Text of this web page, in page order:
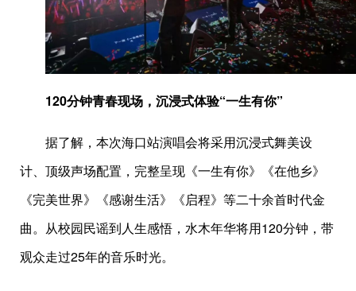
120分钟青春现场，沉浸式体验“一生有你”
据了解，本次海口站演唱会将采用沉浸式舞美设
计、顶级声场配置，完整呈现《一生有你》《在他乡》
《完美世界》《感谢生活》《启程》等二十余首时代金
曲。从校园民谣到人生感悟，水木年华将用120分钟，带
观众走过25年的音乐时光。